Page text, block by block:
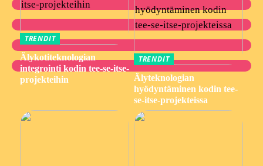
TRENDIT
Älykotiteknologian
integrointi kodin tee-se-itse-
projekteihin
TRENDIT
Älyteknologian
hyödyntäminen kodin tee-
se-itse-projekteissa